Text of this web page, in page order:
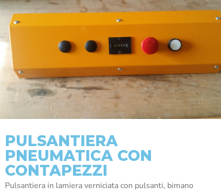
PULSANTIERA
PNEUMATICA CON
CONTAPEZZI
Pulsantiera in lamiera verniciata con pulsanti, bimano